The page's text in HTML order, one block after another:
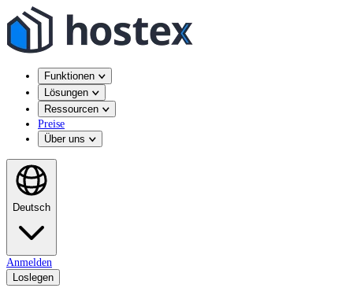
Funktionen
Lösungen
Ressourcen
Preise
Über uns
Deutsch
Anmelden
Loslegen